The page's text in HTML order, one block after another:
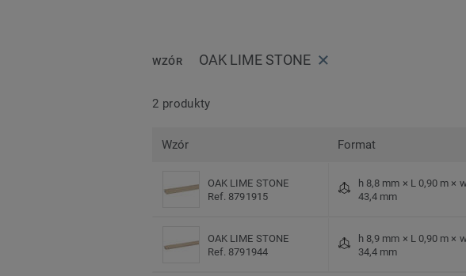
WZÓR OAK LIME STONE
2 produkty
Wzór Format
OAK LIME STONE
Ref. 8791915
h 8,8 mm × L 0,90 m ×
43,4 mm
OAK LIME STONE
Ref. 8791944
h 8,9 mm × L 0,90 m ×
34,4 mm